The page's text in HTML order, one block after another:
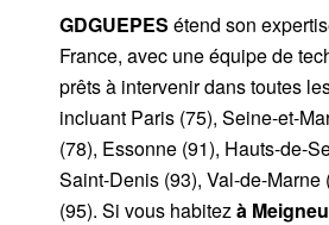
GDGUEPES étend son
France, avec une équipe de
prêts à intervenir dans toutes
incluant Paris (75), Seine-et-
(78), Essonne (91), Hauts-de-
Saint-Denis (93), Val-de-Marne
(95). Si vous habitez à